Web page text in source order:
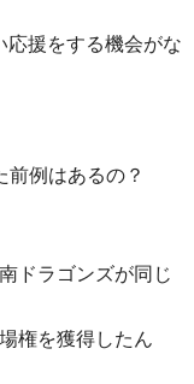
応援をする機会がな
前例はあるの？
ドラゴンズが同じ
権を獲得したん